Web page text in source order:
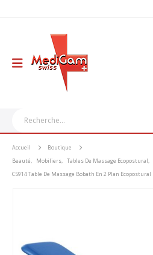
Accueil
Boutique
Beauté, Mobiliers, Tables De Massage Ecopostural,
C5914 Table De Massage Bobath En 2 Plan Ecopostural